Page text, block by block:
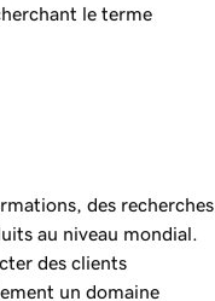
le terme
des recherches
au niveau mondial.
des clients
un domaine